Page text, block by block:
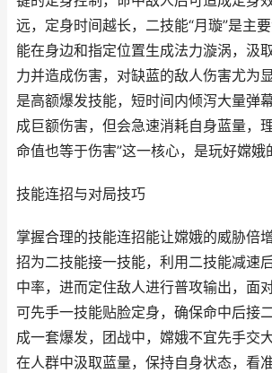
远，定身时间越长，二技能“月璇”是主
能在身边和指定位置生成法力漩涡，汲
力并造成伤害，对缺蓝的敌人伤害尤为
是高额爆发技能，短时间内倾泻大量弹
成巨额伤害，但会急速消耗自身蓝量，
命值也等于伤害”这一核心，是玩好嫦娥
技能连招与对局技巧
掌握合理的技能连招能让嫦娥的威胁倍
招为二技能接一技能，利用二技能减速
中率，进而定住敌人进行普攻输出，面
可先手一技能贴脸定身，确保命中后接
成一套爆发，团战中，嫦娥不宜先手交
在人群中汲取蓝量，保持自身状态，看